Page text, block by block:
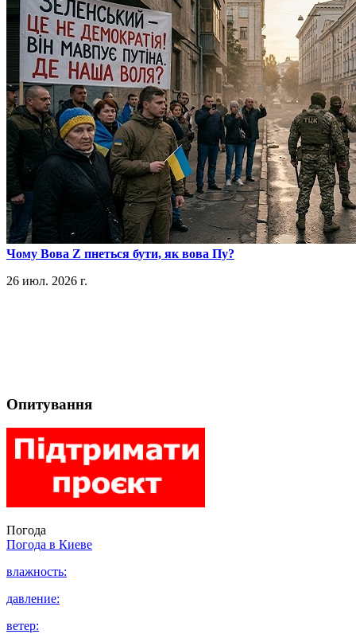
​Чому Вова Z пнеться бути, як вова Пу?
26 июл. 2026 г.
Опитування
Погода
Погода в Киеве
влажность:
давление:
ветер: